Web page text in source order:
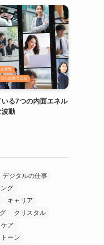
る7つの内面エネル
波動
デジタルの仕事
グ
キャリア
クリスタル
ア
ーン